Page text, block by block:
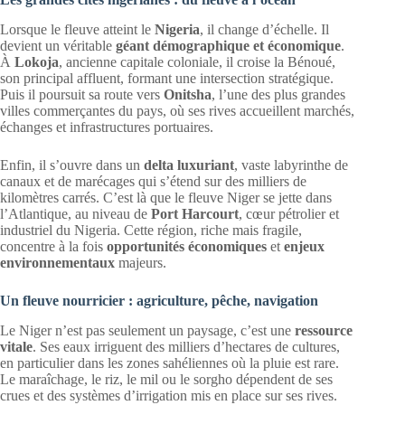
Lorsque le fleuve atteint le Nigeria, il change d’échelle. Il
devient un véritable géant démographique et économique.
À Lokoja, ancienne capitale coloniale, il croise la Bénoué,
son principal affluent, formant une intersection stratégique.
Puis il poursuit sa route vers Onitsha, l’une des plus grandes
villes commerçantes du pays, où ses rives accueillent marchés,
échanges et infrastructures portuaires.
Enfin, il s’ouvre dans un delta luxuriant, vaste labyrinthe de
canaux et de marécages qui s’étend sur des milliers de
kilomètres carrés. C’est là que le fleuve Niger se jette dans
l’Atlantique, au niveau de Port Harcourt, cœur pétrolier et
industriel du Nigeria. Cette région, riche mais fragile,
concentre à la fois opportunités économiques et enjeux
environnementaux majeurs.
Un fleuve nourricier : agriculture, pêche, navigation
Le Niger n’est pas seulement un paysage, c’est une ressource
vitale. Ses eaux irriguent des milliers d’hectares de cultures,
en particulier dans les zones sahéliennes où la pluie est rare.
Le maraîchage, le riz, le mil ou le sorgho dépendent de ses
crues et des systèmes d’irrigation mis en place sur ses rives.